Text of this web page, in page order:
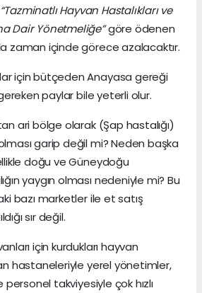
“Tazminatlı Hayvan Hastalıkları ve
Dair Yönetmeliğe”göre ödenen
zaman içinde görece azalacaktır.
için bütçeden Anayasa gereği
paylar bile yeterli olur.
ari bölge olarak (Şap hastalığı)
garip değil mi? Neden başka
doğu ve Güneydoğu
yaygın olması nedeniyle mi? Bu
bazı marketler ile et satış
sır değil.
için kurdukları hayvan
hastaneleriyle yerel yönetimler,
personel takviyesiyle çok hızlı